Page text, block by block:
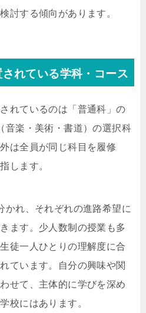
討する傾向があります。
れている学科・コース
れているのは「普通科」の
音楽・美術・書道）の選択科
は全員が同じ科目を履修
します。
かれ、それぞれの進路希望に
ます。少人数制の授業も多
徒一人ひとりの理解度に合
ています。自分の興味や関
せて、主体的に学びを深め
校にはあります。